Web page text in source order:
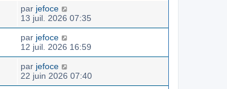
par jefoce
13 juil. 2026 07:35
par jefoce
12 juil. 2026 16:59
par jefoce
22 juin 2026 07:40